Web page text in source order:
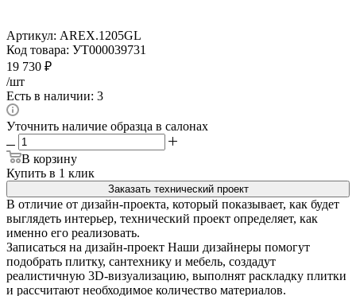
Артикул: AREX.1205GL
Код товара: УТ000039731
19 730 ₽
/шт
Есть в наличии: 3
Уточнить наличие образца в салонах
В корзину
Купить в 1 клик
Заказать технический проект
В отличие от дизайн-проекта, который показывает, как будет
выглядеть интерьер, технический проект определяет, как
именно его реализовать.
Записаться на дизайн-проект Наши дизайнеры помогут
подобрать плитку, сантехнику и мебель, создадут
реалистичную 3D-визуализацию, выполнят раскладку плитки
и рассчитают необходимое количество материалов.